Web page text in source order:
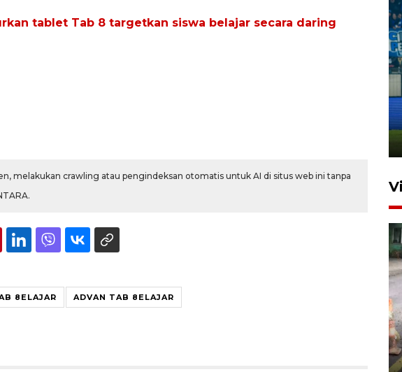
tablet Tab 8 targetkan siswa belajar secara daring
melakukan crawling atau pengindeksan otomatis untuk AI di situs web ini tanpa
8ELAJAR ADVAN TAB 8ELAJAR